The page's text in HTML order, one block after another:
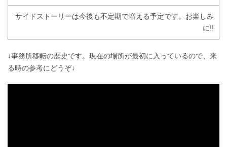
サイドストーリーは今後も不定期で増える予定です。お楽しみ
に!!
↓事務所移転の歴史です。現在の場所が最初に入っているので、来
る時の参考にどうぞ↓